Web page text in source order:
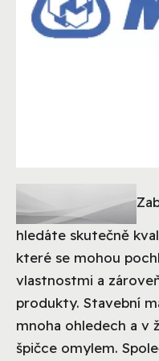
hledáte skutečně
které se mohou
vlastnostmi a
produkty. Stavební
mnoha ohledech a v
špičce omylem.